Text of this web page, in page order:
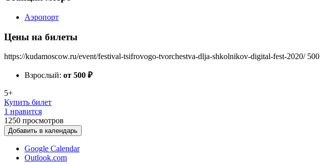
Аэропорт
Цены на билеты
https://kudamoscow.ru/event/festival-tsifrovogo-tvorchestva-dlja-shkolnikov-digital-fest-2020/ 500
Взрослый: от 500 ₽
5+
Купить билет
1 нравится
1250 просмотров
Добавить в календарь
Google Calendar
Outlook.com